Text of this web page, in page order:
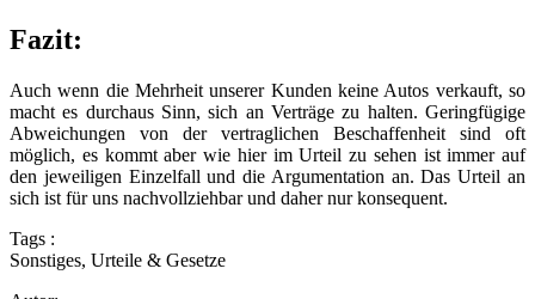
Fazit:
Auch wenn die Mehrheit unserer Kunden keine Autos verkauft, so
macht es durchaus Sinn, sich an Verträge zu halten. Geringfügige
Abweichungen von der vertraglichen Beschaffenheit sind oft
möglich, es kommt aber wie hier im Urteil zu sehen ist immer auf
den jeweiligen Einzelfall und die Argumentation an. Das Urteil an
sich ist für uns nachvollziehbar und daher nur konsequent.
Tags :
Sonstiges, Urteile & Gesetze